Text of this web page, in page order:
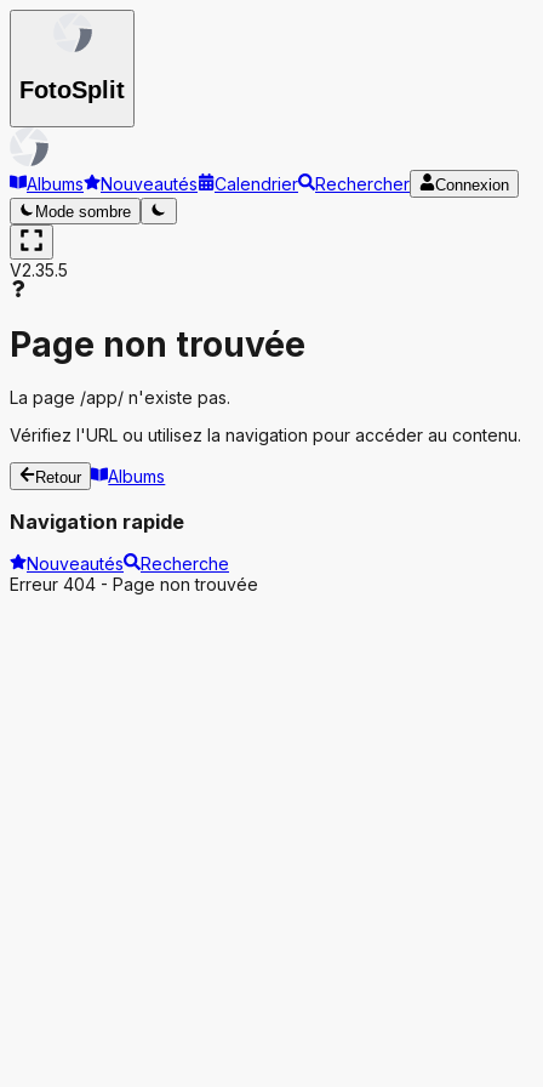
FotoSplit
Albums Nouveautés Calendrier Rechercher
Connexion
Mode sombre
V2.35.5
Page non trouvée
La page /app/ n'existe pas.
Vérifiez l'URL ou utilisez la navigation pour accéder au contenu.
Retour Albums
Navigation rapide
Nouveautés
Recherche
Erreur 404 - Page non trouvée